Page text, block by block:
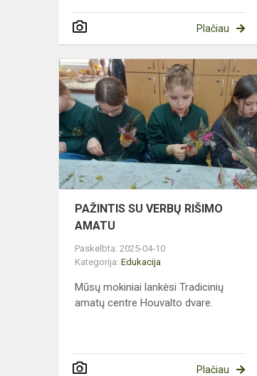
Plačiau
PAŽINTIS SU VERBŲ RIŠIMO
AMATU
Paskelbta: 2025-04-10
Kategorija: Edukacija
Mūsų mokiniai lankėsi Tradicinių
amatų centre Houvalto dvare.
Plačiau